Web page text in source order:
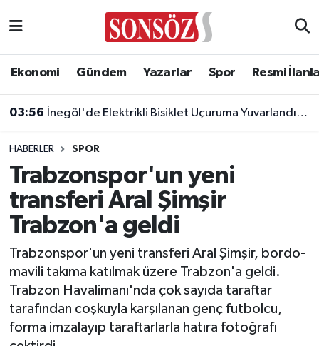
Ekonomi Gündem Yazarlar Spor Resmi
03:56 İnegöl'de Elektrikli Bisiklet Uçuruma Yuvarlandı: 3 Çocuk Yaralandı!
HABERLER SPOR
Trabzonspor'un yeni
transferi Aral Şimşir
Trabzon'a geldi
Trabzonspor'un yeni transferi Aral Şimşir, bordo-
mavili takıma katılmak üzere Trabzon'a geldi.
Trabzon Havalimanı'nda çok sayıda taraftar
tarafından coşkuyla karşılanan genç futbolcu,
forma imzalayıp taraftarlarla hatıra fotoğrafı
Asayiş
Biyografi
Çevre
Diğer
Dünya
Eğitim
Ankara Nöbetçi Eczaneler
Ankara Trafik Yoğunluk Haritası
Süper Lig Puan Durumu ve Fikstür
Tüm Manşetler
Son Dakika Haberleri
Haber Arşivi